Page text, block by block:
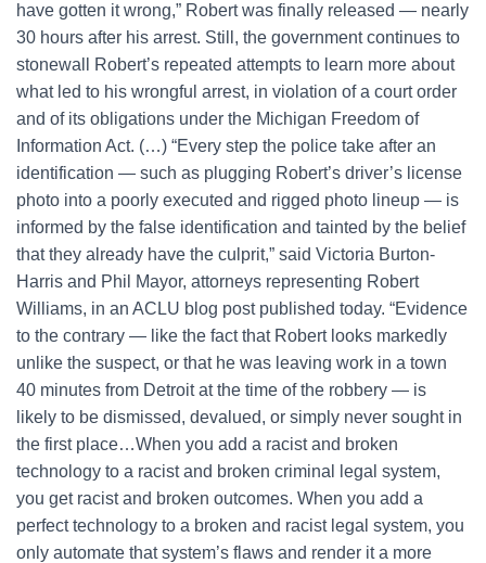
have gotten it wrong,” Robert was finally released — nearly
30 hours after his arrest. Still, the government continues to
stonewall Robert’s repeated attempts to learn more about
what led to his wrongful arrest, in violation of a court order
and of its obligations under the Michigan Freedom of
Information Act. (…) “Every step the police take after an
identification — such as plugging Robert’s driver’s license
photo into a poorly executed and rigged photo lineup — is
informed by the false identification and tainted by the belief
that they already have the culprit,” said Victoria Burton-
Harris and Phil Mayor, attorneys representing Robert
Williams, in an ACLU blog post published today. “Evidence
to the contrary — like the fact that Robert looks markedly
unlike the suspect, or that he was leaving work in a town
40 minutes from Detroit at the time of the robbery — is
likely to be dismissed, devalued, or simply never sought in
the first place…When you add a racist and broken
technology to a racist and broken criminal legal system,
you get racist and broken outcomes. When you add a
perfect technology to a broken and racist legal system, you
only automate that system’s flaws and render it a more